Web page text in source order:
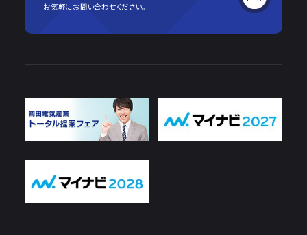
お気軽にお問い合わせください。